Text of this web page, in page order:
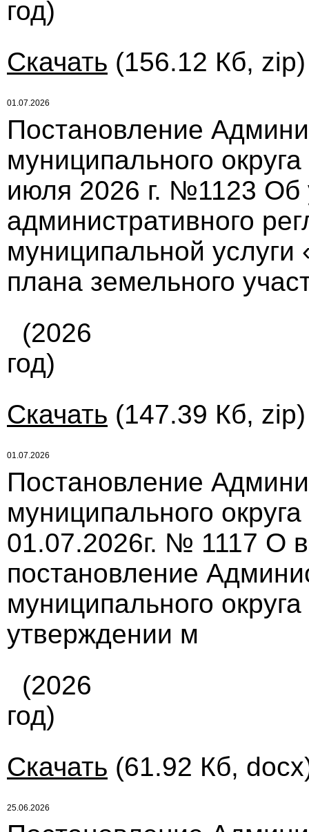
год)
Скачать (156.12 Кб,
01.07.2026
Постановление
муниципального
июля 2026 г. №1123 Об
административного
муниципальной услуги
плана земельного
(2026
год)
Скачать (147.39 Кб,
01.07.2026
Постановление
муниципального
01.07.2026г. № 1117 О
постановление
муниципального
утверждении м
(2026
год)
Скачать (61.92 Кб,
25.06.2026